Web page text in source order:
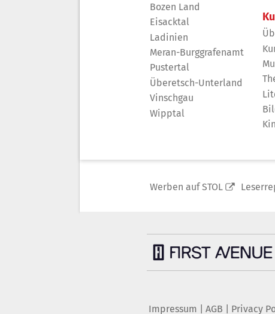
Bozen Land
Eisacktal
Ladinien
Meran-Burggrafenamt
Pustertal
Überetsch-Unterland
Vinschgau
Wipptal
Werben auf STOL
Impressum AGB Privacy